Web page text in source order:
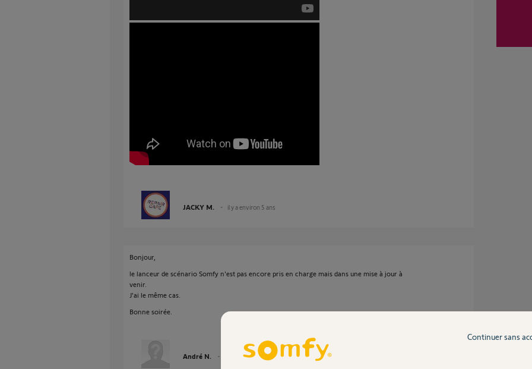
JACKY M. il y a environ 5 ans
Bonjour,
le lanceur de scénario Somfy n'est pas encore pris en charge mais dans une mise à jour à
venir.
J'ai le même cas.
Bonne soirée.
André N. il y a environ 5 ans
Continuer sans